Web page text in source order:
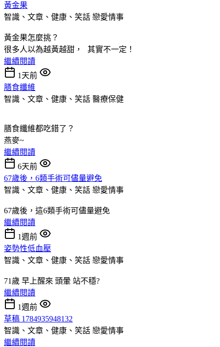
黃金果
智識、文章、健康、笑話 戀愛情事
黃金果怎麼挑？
很多人以為越黃越甜， 其實不一定！
繼續閱讀
1天前
膳食纖維
智識、文章、健康、笑話 醫療保健
膳食纖維都吃錯了？
燕麥~
繼續閱讀
6天前
67歲後，6類手術可儘量避免
智識、文章、健康、笑話 戀愛情事
67歲後，這6類手術可儘量避免
繼續閱讀
1週前
姿勢性低血壓
智識、文章、健康、笑話 戀愛情事
71歲 早上醒來 頭暈 站不穩?
繼續閱讀
1週前
草稿 1784935948132
智識、文章、健康、笑話 戀愛情事
繼續閱讀